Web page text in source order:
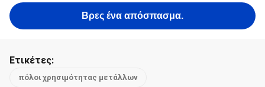
Βρες ένα απόσπασμα.
Ετικέτες:
πόλοι χρησιμότητας μετάλλων